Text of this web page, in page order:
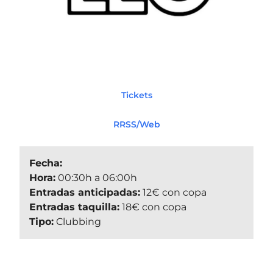
Tickets
RRSS/Web
Fecha:
Hora: 00:30h a 06:00h
Entradas anticipadas: 12€ con copa
Entradas taquilla: 18€ con copa
Tipo: Clubbing